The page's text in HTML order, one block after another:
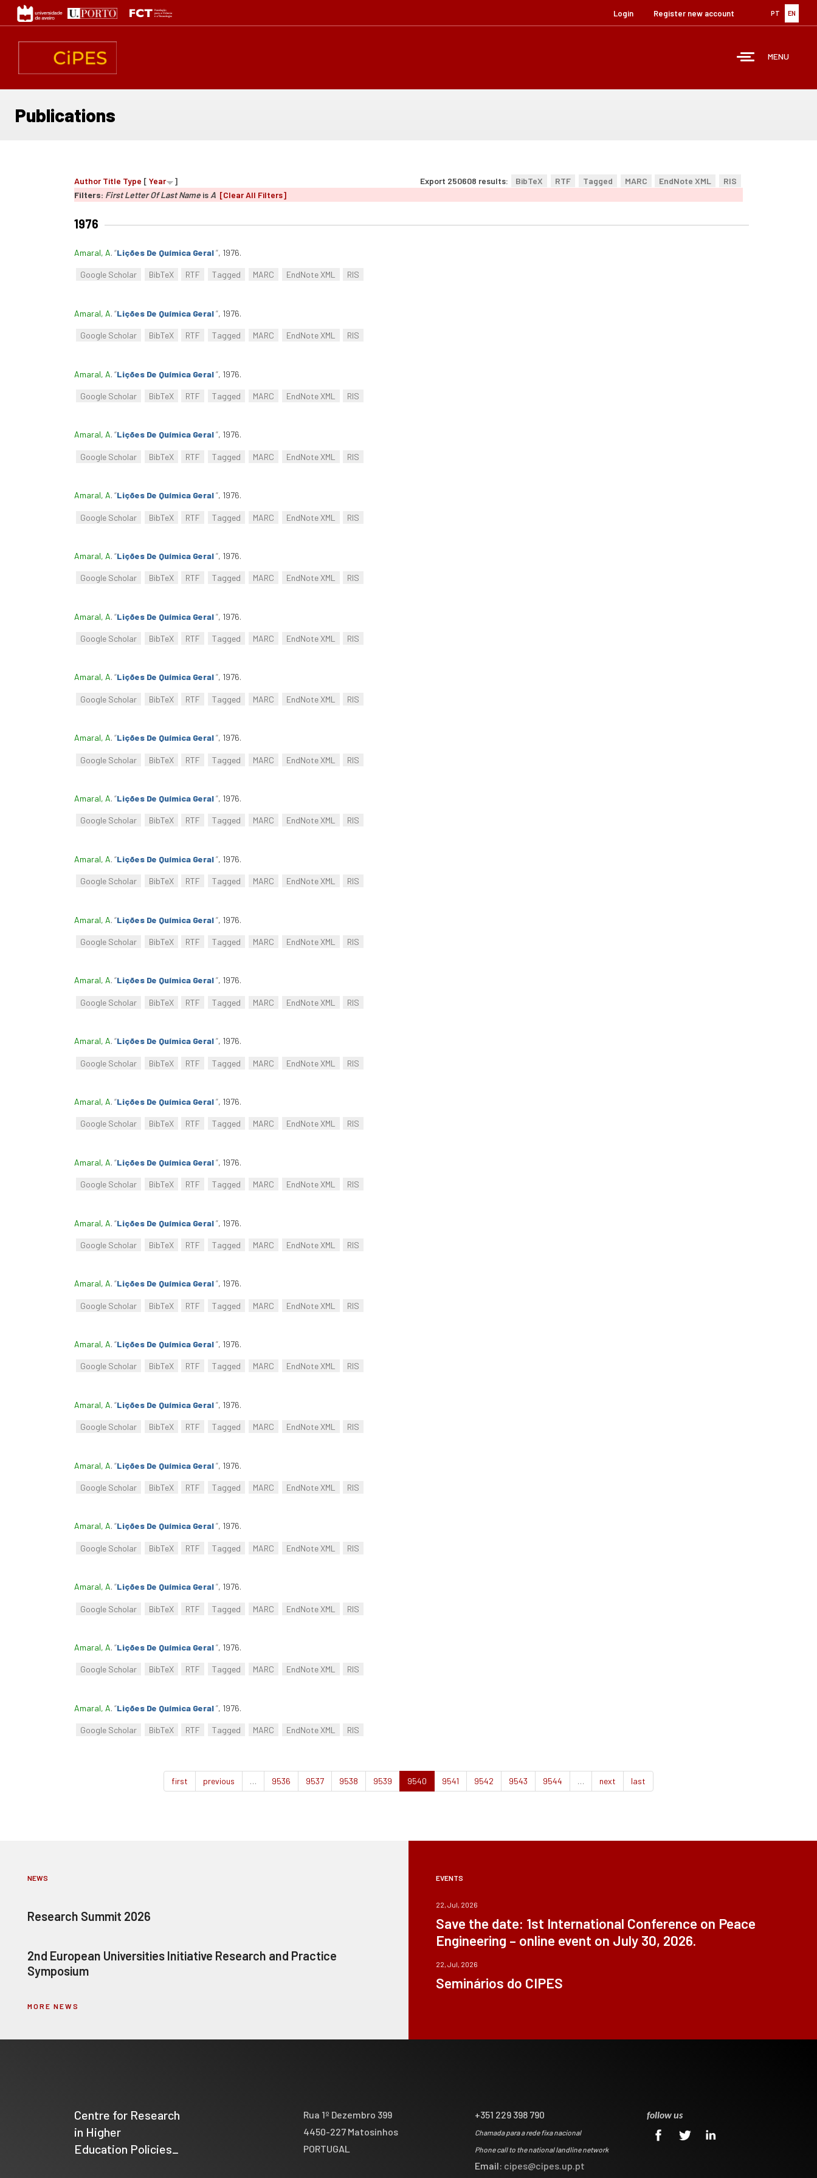
content
PT EN
Login Register new account
MENU
Publications
Export 250608 results: BibTeX RTF Tagged MARC EndNote XML RIS
Author Title Type [ Year
]
Filters: First Letter Of Last Name is A [Clear All Filters]
1976
Amaral, A. “Lições De Química Geral”, 1976.
Google Scholar BibTeX RTF Tagged MARC EndNote XML RIS
Amaral, A. “Lições De Química Geral”, 1976.
Google Scholar BibTeX RTF Tagged MARC EndNote XML RIS
Amaral, A. “Lições De Química Geral”, 1976.
Google Scholar BibTeX RTF Tagged MARC EndNote XML RIS
Amaral, A. “Lições De Química Geral”, 1976.
Google Scholar BibTeX RTF Tagged MARC EndNote XML RIS
Amaral, A. “Lições De Química Geral”, 1976.
Google Scholar BibTeX RTF Tagged MARC EndNote XML RIS
Amaral, A. “Lições De Química Geral”, 1976.
Google Scholar BibTeX RTF Tagged MARC EndNote XML RIS
Amaral, A. “Lições De Química Geral”, 1976.
Google Scholar BibTeX RTF Tagged MARC EndNote XML RIS
Amaral, A. “Lições De Química Geral”, 1976.
Google Scholar BibTeX RTF Tagged MARC EndNote XML RIS
Amaral, A. “Lições De Química Geral”, 1976.
Google Scholar BibTeX RTF Tagged MARC EndNote XML RIS
Amaral, A. “Lições De Química Geral”, 1976.
Google Scholar BibTeX RTF Tagged MARC EndNote XML RIS
Amaral, A. “Lições De Química Geral”, 1976.
Google Scholar BibTeX RTF Tagged MARC EndNote XML RIS
Amaral, A. “Lições De Química Geral”, 1976.
Google Scholar BibTeX RTF Tagged MARC EndNote XML RIS
Amaral, A. “Lições De Química Geral”, 1976.
Google Scholar BibTeX RTF Tagged MARC EndNote XML RIS
Amaral, A. “Lições De Química Geral”, 1976.
Google Scholar BibTeX RTF Tagged MARC EndNote XML RIS
Amaral, A. “Lições De Química Geral”, 1976.
Google Scholar BibTeX RTF Tagged MARC EndNote XML RIS
Amaral, A. “Lições De Química Geral”, 1976.
Google Scholar BibTeX RTF Tagged MARC EndNote XML RIS
Amaral, A. “Lições De Química Geral”, 1976.
Google Scholar BibTeX RTF Tagged MARC EndNote XML RIS
Amaral, A. “Lições De Química Geral”, 1976.
Google Scholar BibTeX RTF Tagged MARC EndNote XML RIS
Amaral, A. “Lições De Química Geral”, 1976.
Google Scholar BibTeX RTF Tagged MARC EndNote XML RIS
Amaral, A. “Lições De Química Geral”, 1976.
Google Scholar BibTeX RTF Tagged MARC EndNote XML RIS
Amaral, A. “Lições De Química Geral”, 1976.
Google Scholar BibTeX RTF Tagged MARC EndNote XML RIS
Amaral, A. “Lições De Química Geral”, 1976.
Google Scholar BibTeX RTF Tagged MARC EndNote XML RIS
Amaral, A. “Lições De Química Geral”, 1976.
Google Scholar BibTeX RTF Tagged MARC EndNote XML RIS
Amaral, A. “Lições De Química Geral”, 1976.
Google Scholar BibTeX RTF Tagged MARC EndNote XML RIS
Amaral, A. “Lições De Química Geral”, 1976.
Google Scholar BibTeX RTF Tagged MARC EndNote XML RIS
first previous … 9536 9537 9538 9539 9540 9541 9542 9543 9544 … next last
NEWS
Research Summit 2026
2nd European Universities Initiative Research and Practice
Symposium
MORE NEWS
EVENTS
22, Jul, 2026
Save the date: 1st International Conference on Peace
Engineering – online event on July 30, 2026.
22, Jul, 2026
Seminários do CIPES
Centre for Research
in Higher
Education Policies_
Rua 1º Dezembro 399
4450-227 Matosinhos
PORTUGAL
+351 229 398 790
Chamada para a rede fixa nacional
Phone call to the national landline network
Email: cipes@cipes.up.pt
follow us